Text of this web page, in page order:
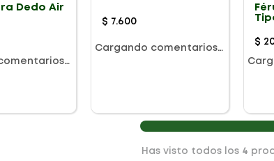
Dedo Air
0360-5,5
$ 7.600
Cargando comentarios…
$
Has visto todos los 4